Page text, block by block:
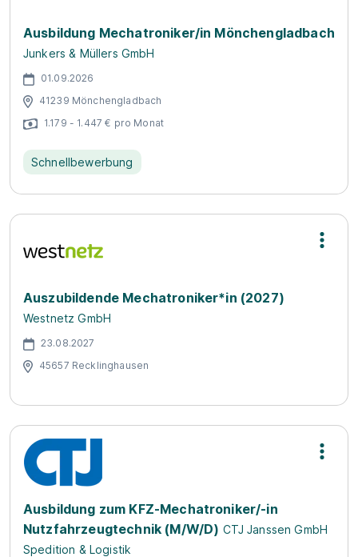
Ausbildung Mechatroniker/in Mönchengladbach
Junkers & Müllers GmbH
01.09.2026
41239 Mönchengladbach
1.179 - 1.447 € pro Monat
Schnellbewerbung
Auszubildende Mechatroniker*in (2027)
Westnetz GmbH
23.08.2027
45657 Recklinghausen
Ausbildung zum KFZ-Mechatroniker/-in
Nutzfahrzeugtechnik (M/W/D) CTJ Janssen GmbH
Spedition & Logistik